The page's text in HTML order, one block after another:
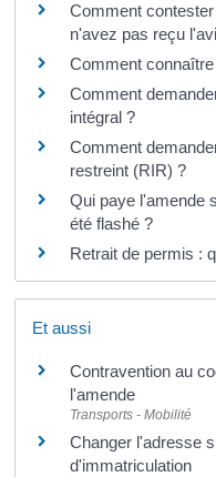
Comment
n'avez pas reçu
Comment
Comment
intégral ?
Comment
restreint (RIR) ?
Qui paye l'amende
été flashé ?
Retrait de permis :
Et aussi
Contravention au
l'amende
Transports - Mobilité
Changer l'adresse
d'immatriculation